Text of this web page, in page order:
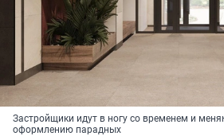
Застройщики идут в ногу со временем и
оформлению парадных